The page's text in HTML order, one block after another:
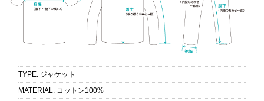
TYPE: ジャケット
MATERIAL: コットン100%